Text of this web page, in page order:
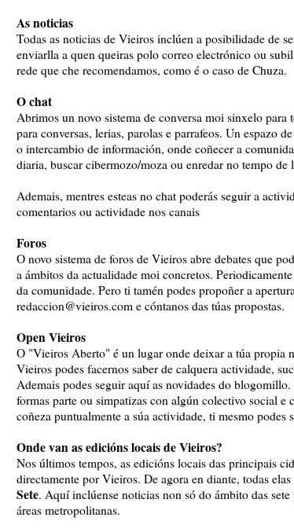
As noticias
Todas as noticias de Vieiros inclúen a posibilidade de
enviarlla a quen queiras polo correo electrónico ou
rede que che recomendamos, como é o caso de Chuza.
O chat
Abrimos un novo sistema de conversa moi sinxelo
para conversas, lerias, parolas e parrafeos. Un espazo
o intercambio de información, onde coñecer a
diaria, buscar cibermozo/moza ou enredar no tempo de
Ademais, mentres esteas no chat poderás seguir a
comentarios ou actividade nos canais
Foros
O novo sistema de foros de Vieiros abre debates que
a ámbitos da actualidade moi concretos.
da comunidade. Pero ti tamén podes propoñer a
redaccion@vieiros.com e cóntanos das túas propostas.
Open Vieiros
O "Vieiros Aberto" é un lugar onde deixar a túa propia
Vieiros podes facernos saber de calquera actividade,
Ademais podes seguir aquí as novidades do blogomillo.
formas parte ou simpatizas con algún colectivo social e
coñeza puntualmente a súa actividade, ti mesmo podes
Onde van as edicións locais de Vieiros?
Nos últimos tempos, as edicións locais das principais
directamente por Vieiros. De agora en diante, todas
Sete. Aquí inclúense noticias non só do ámbito das
áreas metropolitanas.